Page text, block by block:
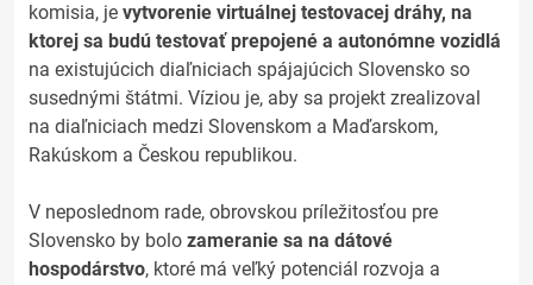
komisia, je vytvorenie virtuálnej testovacej dráhy, na
ktorej sa budú testovať prepojené a autonómne vozidlá
na existujúcich diaľniciach spájajúcich Slovensko so
susednými štátmi. Víziou je, aby sa projekt zrealizoval
na diaľniciach medzi Slovenskom a Maďarskom,
Rakúskom a Českou republikou.
V neposlednom rade, obrovskou príležitosťou pre
Slovensko by bolo zameranie sa na dátové
hospodárstvo, ktoré má veľký potenciál rozvoja a